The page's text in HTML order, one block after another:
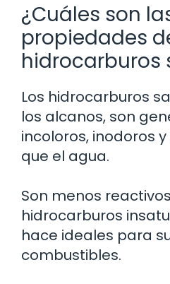
¿Cuáles son
propiedades
hidrocarburos
Los hidrocarburos
los alcanos, son
incoloros, inodoros
que el agua.
Son menos
hidrocarburos
hace ideales para
combustibles.